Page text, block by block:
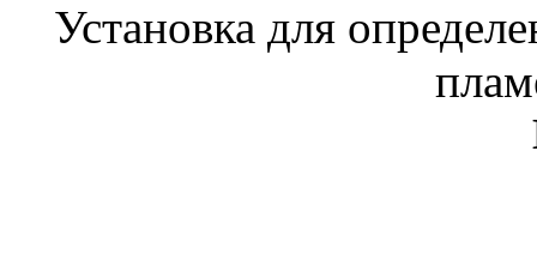
Установка для